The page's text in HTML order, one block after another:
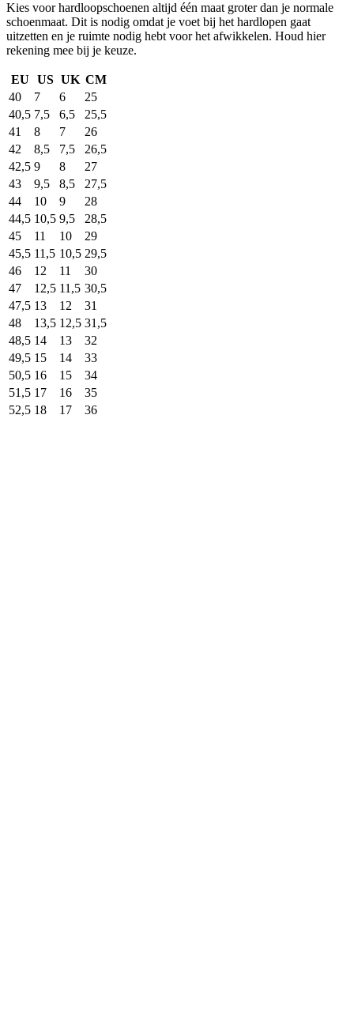
Kies voor hardloopschoenen altijd één maat groter dan je normale
schoenmaat. Dit is nodig omdat je voet bij het hardlopen gaat
uitzetten en je ruimte nodig hebt voor het afwikkelen. Houd hier
rekening mee bij je keuze.
EU US UK CM
40
7 6
25
40,5 7,5 6,5
25,5
41
8 7
26
42
8,5 7,5
26,5
42,5 9 8
27
43
9,5 8,5
27,5
44
10 9
28
44,5 10,5 9,5
28,5
45
11 10
29
45,5 11,5 10,5 29,5
46
12 11
30
47
12,5 11,5 30,5
47,5 13 12
31
48
13,5 12,5 31,5
48,5 14 13
32
49,5 15 14
33
50,5 16 15
34
51,5 17 16
35
52,5 18 17 36